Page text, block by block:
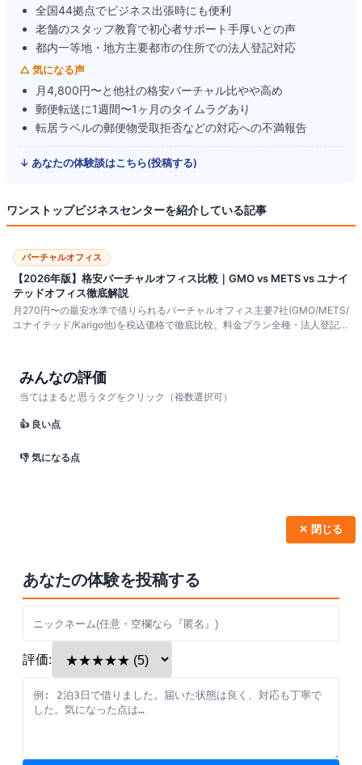
全国44拠点でビジネス出張時にも便利
老舗のスタッフ教育で初心者サポート手厚いとの声
都内一等地・地方主要都市の住所での法人登記対応
△ 気になる声
月4,800円〜と他社の格安バーチャル比やや高め
郵便転送に1週間〜1ヶ月のタイムラグあり
転居ラベルの郵便物受取拒否などの対応への不満報告
↓ あなたの体験談はこちら(投稿する)
ワンストップビジネスセンターを紹介している記事
バーチャルオフィス
【2026年版】格安バーチャルオフィス比較｜GMO vs METS vs ユナイ
テッドオフィス徹底解説
月270円〜の最安水準で借りられるバーチャルオフィス主要7社(GMO/METS/
ユナイテッド/Karigo他)を税込価格で徹底比較。料金プラン全種・法人登記・
みんなの評価
当てはまると思うタグをクリック（複数選択可）
👍 良い点
👎 気になる点
✕ 閉じる
あなたの体験を投稿する
評価: